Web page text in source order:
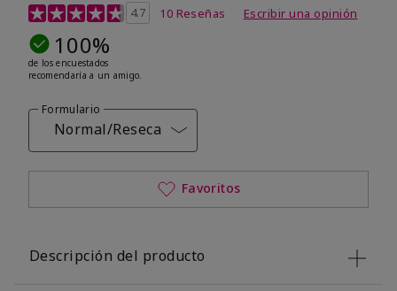
Calificación de clientes de 5 de 5
4.7 10 Reseñas Escribir una opinión
100%
de los encuestados
recomendaría a un amigo.
Formulario
Normal/Reseca
Favoritos
Descripción del producto